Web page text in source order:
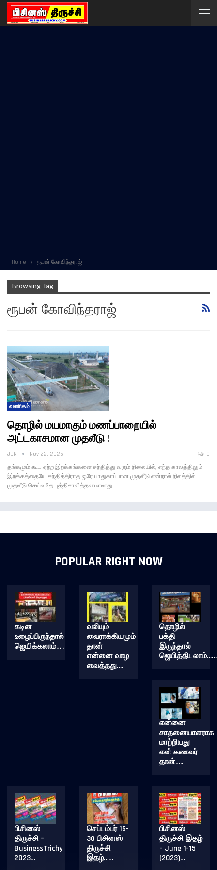
Home ரூபன் கோவிந்தராஜ்
Browsing Tag
ரூபன் கோவிந்தராஜ்
வணிகம்
தொழில் மயமாகும் மணப்பாறையில்
அட்டகாசமான முதலீடு !
JDR Nov 22, 2025 0
தங்கமும் கூட ஏற்ற இறக்கங்களை சந்தித்து வரும் நிலையில், எந்த காலத்திலும்
இறக்கத்தையே சந்தித்திராத ஒரே பாதுகாப்பான முதலீடு என்றால் நிலத்தில்
முதலீடு செய்வதே புத்திசாலித்தனமானது
POPULAR RIGHT NOW
கடின
உழைப்பிருந்தால்
ஜெயிக்கலாம்…..
வலியும்
வைராக்கியமும்
தான்
என்னை வாழ
வைத்தது…..
தொழில்
பக்தி
இருந்தால்
என்னை
சாதனையாளராக
மாற்றியது
என் கணவர்
தான்…..
பிசினஸ்
திருச்சி –
BusinessTrichy
2023…
செப்டம்பர் 15-
30 பிசினஸ்
திருச்சி
இதழ்……
பிசினஸ்
திருச்சி இதழ்
– June 1-15
(2023)…